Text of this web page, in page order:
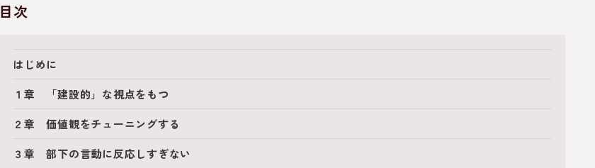
目次
はじめに
１章 「建設的」な視点をもつ
２章 価値観をチューニングする
３章 部下の言動に反応しすぎない